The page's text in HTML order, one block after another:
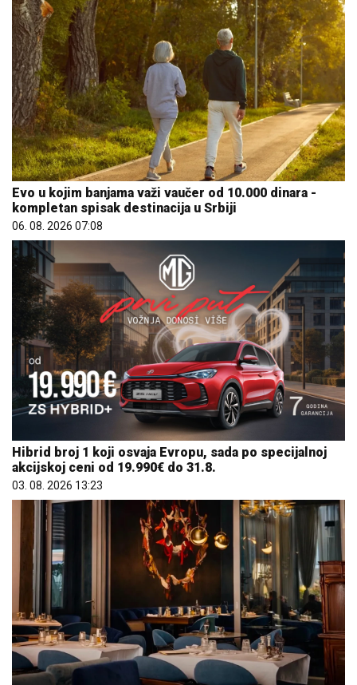
Evo u kojim banjama važi vaučer od 10.000 dinara -
kompletan spisak destinacija u Srbiji
06. 08. 2026 07:08
Hibrid broj 1 koji osvaja Evropu, sada po specijalnoj
akcijskoj ceni od 19.990€ do 31.8.
03. 08. 2026 13:23